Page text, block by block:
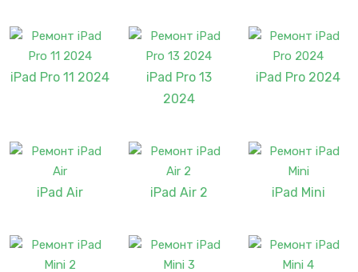
iPad Pro 11 2024
iPad Pro 13
2024
iPad Pro 2024
iPad Air iPad Air 2 iPad Mini